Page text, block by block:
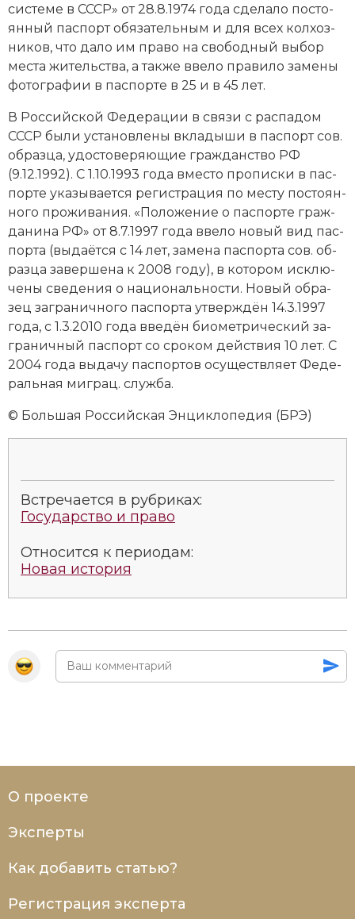
сис­те­ме в СССР» от 28.8.1974 года сде­ла­ло по­сто­
ян­ный пас­порт обя­за­тель­ным и для всех кол­хоз­
ни­ков, что да­ло им пра­во на сво­бод­ный вы­бор
мес­та жи­тель­ст­ва, а так­же вве­ло пра­ви­ло за­ме­ны
фо­то­гра­фии в пас­пор­те в 25 и в 45 лет.
В Рос­сий­ской Фе­де­ра­ции в свя­зи с рас­па­дом
СССР бы­ли ус­та­нов­ле­ны вкла­ды­ши в пас­порт сов.
об­раз­ца, удо­сто­ве­ряю­щие гра­ж­дан­ст­во РФ
(9.12.1992). С 1.10.1993 года вме­сто про­пис­ки в пас­
пор­те ука­зы­ва­ет­ся ре­ги­ст­ра­ция по мес­ту по­сто­ян­
но­го про­жи­ва­ния. «По­ло­же­ние о пас­пор­те гра­ж­
да­ни­на РФ» от 8.7.1997 года вве­ло но­вый вид пас­
пор­та (вы­да­ёт­ся с 14 лет, за­ме­на пас­пор­та сов. об­
раз­ца за­вер­ше­на к 2008 году), в ко­то­ром ис­клю­
че­ны све­де­ния о на­цио­наль­но­сти. Но­вый об­ра­
зец за­гра­нич­но­го пас­пор­та ут­вер­ждён 14.3.1997
года, с 1.3.2010 года вве­дён био­мет­ри­че­ский за­
гра­нич­ный пас­порт со сро­ком дей­ст­вия 10 лет. С
2004 года вы­да­чу пас­пор­тов осу­ще­ст­в­ля­ет Фе­де­
раль­ная ми­грац. служ­ба.
© Большая Российская Энциклопедия (БРЭ)
Встречается в рубриках:
Государство и право
Относится к периодам:
Новая история
О проекте
Эксперты
Как добавить статью?
Регистрация эксперта